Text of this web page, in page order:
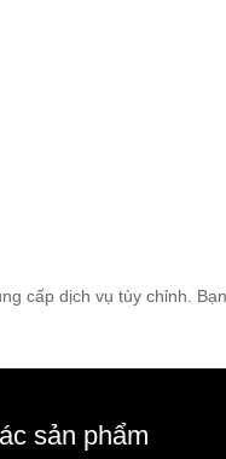
cấp dịch vụ tùy chỉnh.
sản phẩm